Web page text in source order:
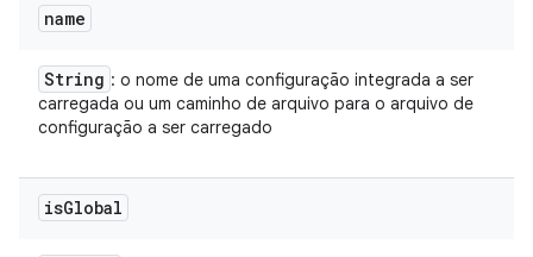
name
String : o nome de uma configuração integrada a ser
carregada ou um caminho de arquivo para o arquivo de
configuração a ser carregado
isGlobal